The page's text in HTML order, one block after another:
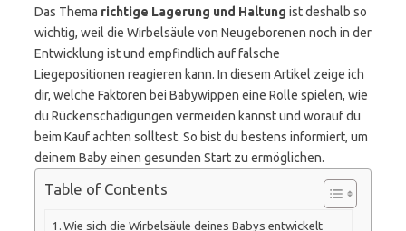
Das Thema richtige Lagerung und Haltung ist deshalb so
wichtig, weil die Wirbelsäule von Neugeborenen noch in der
Entwicklung ist und empfindlich auf falsche
Liegepositionen reagieren kann. In diesem Artikel zeige ich
dir, welche Faktoren bei Babywippen eine Rolle spielen, wie
du Rückenschädigungen vermeiden kannst und worauf du
beim Kauf achten solltest. So bist du bestens informiert, um
deinem Baby einen gesunden Start zu ermöglichen.
Table of Contents
Wie sich die Wirbelsäule deines Babys entwickelt